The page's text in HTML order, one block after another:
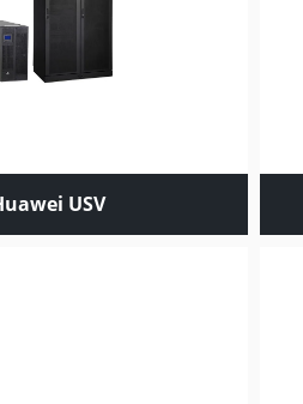
USV